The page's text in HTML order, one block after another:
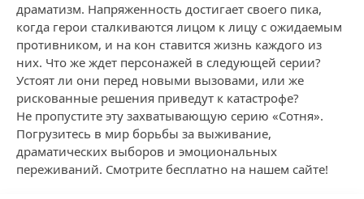
драматизм. Напряженность достигает своего пика,
когда герои сталкиваются лицом к лицу с ожидаемым
противником, и на кон ставится жизнь каждого из
них. Что же ждет персонажей в следующей серии?
Устоят ли они перед новыми вызовами, или же
рискованные решения приведут к катастрофе?
Не пропустите эту захватывающую серию «Сотня».
Погрузитесь в мир борьбы за выживание,
драматических выборов и эмоциональных
переживаний. Смотрите бесплатно на нашем сайте!